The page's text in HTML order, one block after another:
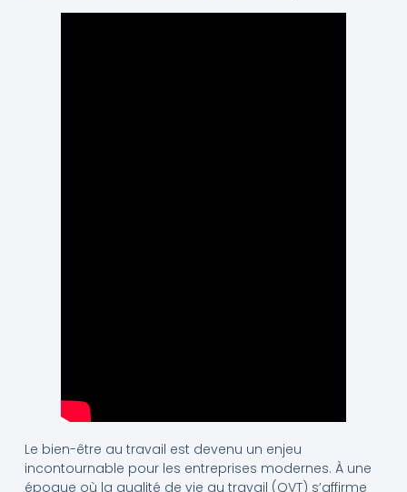
Le bien-être au travail est devenu un enjeu
incontournable pour les entreprises modernes. À une
époque où la qualité de vie au travail (QVT) s’affirme